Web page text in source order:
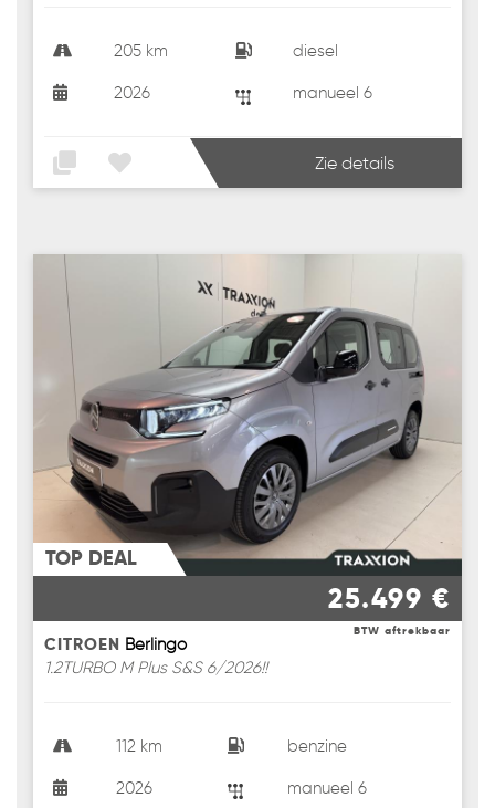
205 km diesel
2026 manueel 6
Zie details
TOP DEAL
25.499 €
BTW aftrekbaar
CITROEN Berlingo
1.2TURBO M Plus S&S 6/2026!!
112 km benzine
2026 manueel 6